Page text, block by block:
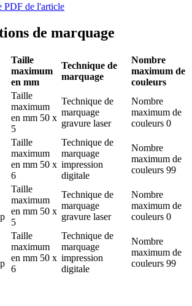
PDF de l'article
de marquage
Taille
maximum
en mm
Technique de
marquage
Nombre
maximum de
couleurs
Taille
maximum
en mm 50 x
5
Technique de
marquage
gravure laser
Nombre
maximum de
couleurs 0
Taille
maximum
en mm 50 x
6
Technique de
marquage
impression
digitale
Nombre
maximum de
couleurs 99
Taille
maximum
en mm 50 x
5
Technique de
marquage
gravure laser
Nombre
maximum de
couleurs 0
Taille
maximum
en mm 50 x
6
Technique de
marquage
impression
digitale
Nombre
maximum de
couleurs 99